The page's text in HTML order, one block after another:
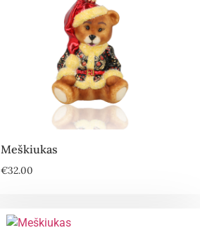
Meškiukas
€32.00